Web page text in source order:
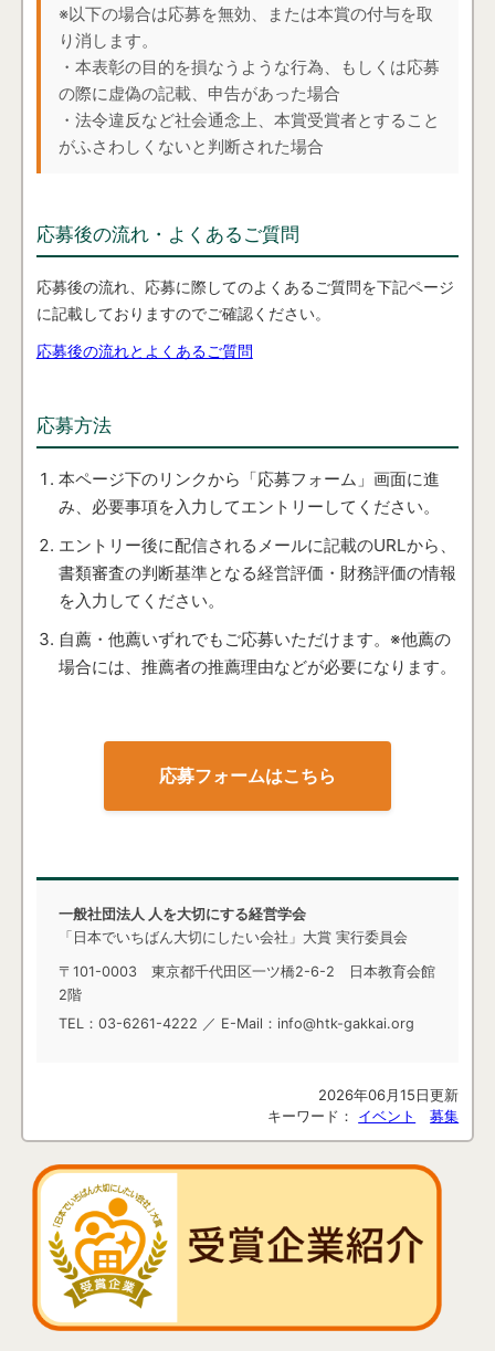
※以下の場合は応募を無効、または本賞の付与を取
り消します。
・本表彰の目的を損なうような行為、もしくは応募
の際に虚偽の記載、申告があった場合
・法令違反など社会通念上、本賞受賞者とすること
がふさわしくないと判断された場合
応募後の流れ・よくあるご質問
応募後の流れ、応募に際してのよくあるご質問を下記ページ
に記載しておりますのでご確認ください。
応募後の流れとよくあるご質問
応募方法
本ページ下のリンクから「応募フォーム」画面に進
み、必要事項を入力してエントリーしてください。
エントリー後に配信されるメールに記載のURLから、
書類審査の判断基準となる経営評価・財務評価の情報
を入力してください。
自薦・他薦いずれでもご応募いただけます。※他薦の
場合には、推薦者の推薦理由などが必要になります。
応募フォームはこちら
一般社団法人 人を大切にする経営学会
「日本でいちばん大切にしたい会社」大賞 実行委員会
〒101-0003 東京都千代田区一ツ橋2-6-2 日本教育会館
2階
TEL：03-6261-4222 ／ E-Mail：info@htk-gakkai.org
2026年06月15日更新
キーワード： イベント 募集